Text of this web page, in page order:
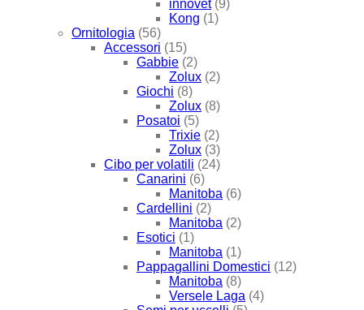
innovet (9)
Kong (1)
Ornitologia (56)
Accessori (15)
Gabbie (2)
Zolux (2)
Giochi (8)
Zolux (8)
Posatoi (5)
Trixie (2)
Zolux (3)
Cibo per volatili (24)
Canarini (6)
Manitoba (6)
Cardellini (2)
Manitoba (2)
Esotici (1)
Manitoba (1)
Pappagallini Domestici (12)
Manitoba (8)
Versele Laga (4)